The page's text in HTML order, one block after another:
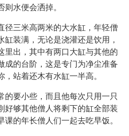
则水便会洒掉。
径三米高两米的大水缸，年轻僧
缸装满，无论是浇灌还是饮用，
里出，其中有两口大缸与其他的
成的台阶，这是专门为净尘准备
站着还木有水缸一半高。
的要小些，而且他每次只用一只
好够其他僧人将剩下的缸全部装
的年长僧人们一起去吃早饭。